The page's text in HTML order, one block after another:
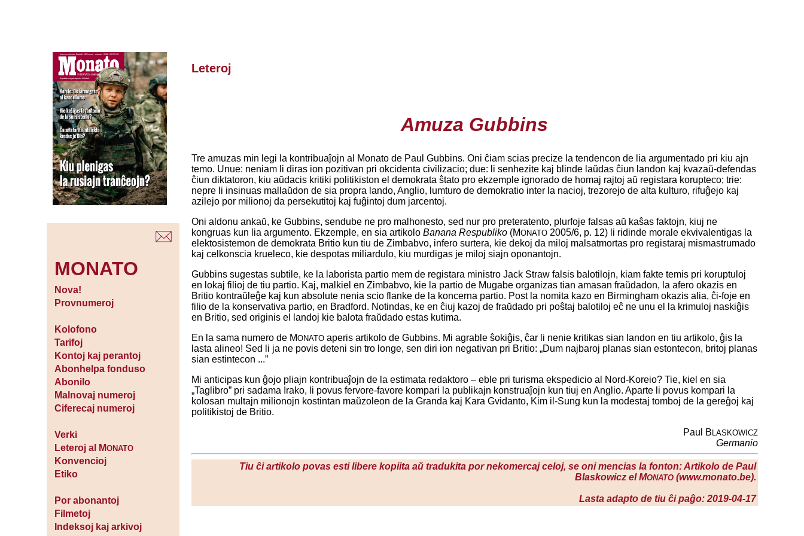
MONATO
Nova!
Provnumeroj
Kolofono
Tarifoj
Kontoj kaj perantoj
Abonhelpa fonduso
Abonilo
Malnovaj numeroj
Ciferecaj numeroj
Verki
Leteroj al MONATO
Konvencioj
Etiko
Por abonantoj
Filmetoj
Indeksoj kaj arkivoj
Leteroj
Amuza Gubbins
Tre amuzas min legi la kontribuaĵojn al Monato de Paul Gubbins. Oni ĉiam scias precize la tendencon de lia argumentado pri kiu ajn
temo. Unue: neniam li diras ion pozitivan pri okcidenta civilizacio; due: li senhezite kaj blinde laŭdas ĉiun landon kaj kvazaŭ-defendas
ĉiun diktatoron, kiu aŭdacis kritiki politikiston el demokrata ŝtato pro ekzemple ignorado de homaj rajtoj aŭ registara korupteco; trie:
nepre li insinuas mallaŭdon de sia propra lando, Anglio, lumturo de demokratio inter la nacioj, trezorejo de alta kulturo, rifuĝejo kaj
azilejo por milionoj da persekutitoj kaj fuĝintoj dum jarcentoj.
Oni aldonu ankaŭ, ke Gubbins, sendube ne pro malhonesto, sed nur pro preteratento, plurfoje falsas aŭ kaŝas faktojn, kiuj ne
kongruas kun lia argumento. Ekzemple, en sia artikolo Banana Respubliko(MONATO2005/6, p. 12) li ridinde morale ekvivalentigas la
elektosistemon de demokrata Britio kun tiu de Zimbabvo, infero surtera, kie dekoj da miloj malsatmortas pro registaraj mismastrumado
kaj celkonscia krueleco, kie despotas miliardulo, kiu murdigas je miloj siajn oponantojn.
Gubbins sugestas subtile, ke la laborista partio mem de registara ministro Jack Straw falsis balotilojn, kiam fakte temis pri koruptuloj
en lokaj filioj de tiu partio. Kaj, malkiel en Zimbabvo, kie la partio de Mugabe organizas tian amasan fraŭdadon, la afero okazis en
Britio kontraŭleĝe kaj kun absolute nenia scio flanke de la koncerna partio. Post la nomita kazo en Birmingham okazis alia, ĉi-foje en
filio de la konservativa partio, en Bradford. Notindas, ke en ĉiuj kazoj de fraŭdado pri poŝtaj balotiloj eĉ ne unu el la krimuloj naskiĝis
en Britio, sed originis el landoj kie balota fraŭdado estas kutima.
En la sama numero de MONATOaperis artikolo de Gubbins. Mi agrable ŝokiĝis, ĉar li nenie kritikas sian landon en tiu artikolo, ĝis la
lasta alineo! Sed li ja ne povis deteni sin tro longe, sen diri ion negativan pri Britio: „Dum najbaroj planas sian estontecon, britoj planas
sian estintecon ...”
Mi anticipas kun ĝojo pliajn kontribuaĵojn de la estimata redaktoro – eble pri turisma ekspedicio al Nord-Koreio? Tie, kiel en sia
„Taglibro” pri sadama Irako, li povus fervore-favore kompari la publikajn konstruaĵojn kun tiuj en Anglio. Aparte li povus kompari la
kolosan multajn milionojn kostintan maŭzoleon de la Granda kaj Kara Gvidanto, Kim il-Sung kun la modestaj tomboj de la gereĝoj kaj
politikistoj de Britio.
Paul B LASKOWICZ
Germanio
Tiu ĉi artikolo povas esti libere kopiita aŭ tradukita por nekomercaj celoj, se oni mencias la fonton: Artikolo de Paul
Blaskowicz el MONATO(www.monato.be).
Lasta adapto de tiu ĉi paĝo: 2019-04-17